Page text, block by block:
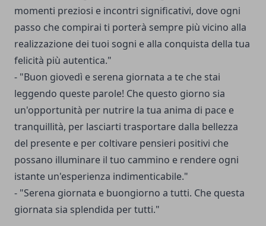
momenti preziosi e incontri significativi, dove ogni
passo che compirai ti porterà sempre più vicino alla
realizzazione dei tuoi sogni e alla conquista della tua
felicità più autentica."
- "Buon giovedì e serena giornata a te che stai
leggendo queste parole! Che questo giorno sia
un'opportunità per nutrire la tua anima di pace e
tranquillità, per lasciarti trasportare dalla bellezza
del presente e per coltivare pensieri positivi che
possano illuminare il tuo cammino e rendere ogni
istante un'esperienza indimenticabile."
- "Serena giornata e buongiorno a tutti. Che questa
giornata sia splendida per tutti."